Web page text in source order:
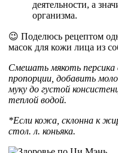
деятельности, а
организма.
😉 Поделюсь рецептом
масок для кожи лица из
Смешать мякоть
пропорции, добавить
муку до густой
теплой водой.
*Если кожа, склонна к
стол. л. коньяка.